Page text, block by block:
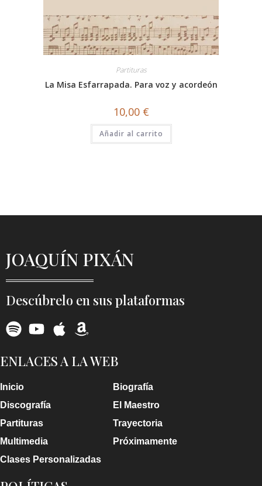
Partituras
La Misa Esfarrapada. Para voz y acordeón
10,00 €
Añadir al carrito
JOAQUÍN PIXÁN
Descúbrelo en sus plataformas
ENLACES A LA WEB
Inicio
Discografía
Partituras
Multimedia
Clases Personalizadas
Biografía
El Maestro
Trayectoria
Próximamente